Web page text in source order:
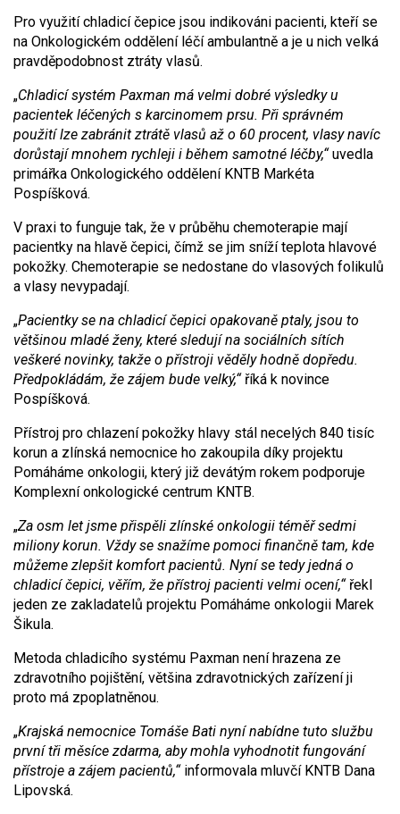
Pro využití chladicí čepice jsou indikováni pacienti, kteří se
na Onkologickém oddělení léčí ambulantně a je u nich velká
pravděpodobnost ztráty vlasů.
„Chladicí systém Paxman má velmi dobré výsledky u
pacientek léčených s karcinomem prsu. Při správném
použití lze zabránit ztrátě vlasů až o 60 procent, vlasy navíc
dorůstají mnohem rychleji i během samotné léčby,“uvedla
primářka Onkologického oddělení KNTB Markéta
Pospíšková.
V praxi to funguje tak, že v průběhu chemoterapie mají
pacientky na hlavě čepici, čímž se jim sníží teplota hlavové
pokožky. Chemoterapie se nedostane do vlasových folikulů
a vlasy nevypadají.
„Pacientky se na chladicí čepici opakovaně ptaly, jsou to
většinou mladé ženy, které sledují na sociálních sítích
veškeré novinky, takže o přístroji věděly hodně dopředu.
Předpokládám, že zájem bude velký,“ říká k novince
Pospíšková.
Přístroj pro chlazení pokožky hlavy stál necelých 840 tisíc
korun a zlínská nemocnice ho zakoupila díky projektu
Pomáháme onkologii, který již devátým rokem podporuje
Komplexní onkologické centrum KNTB.
„Za osm let jsme přispěli zlínské onkologii téměř sedmi
miliony korun. Vždy se snažíme pomoci finančně tam, kde
můžeme zlepšit komfort pacientů. Nyní se tedy jedná o
chladicí čepici, věřím, že přístroj pacienti velmi ocení,“řekl
jeden ze zakladatelů projektu Pomáháme onkologii Marek
Šikula.
Metoda chladicího systému Paxman není hrazena ze
zdravotního pojištění, většina zdravotnických zařízení ji
proto má zpoplatněnou.
„Krajská nemocnice Tomáše Bati nyní nabídne tuto službu
první tři měsíce zdarma, aby mohla vyhodnotit fungování
přístroje a zájem pacientů,“informovala mluvčí KNTB Dana
Lipovská.